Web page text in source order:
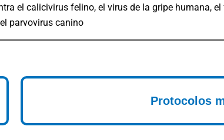
el calicivirus felino, el virus de la gripe humana,
parvovirus canino
Protocolos